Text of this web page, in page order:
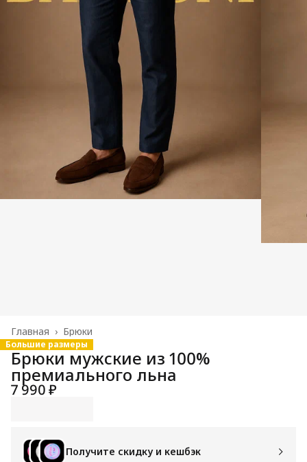
Брюки
Главная ›
Большие размеры
Брюки мужские из 100%
премиального льна
7 990 ₽
Получите скидку и кешбэк